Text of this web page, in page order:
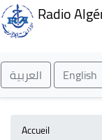
Radio
العربية English
Accueil